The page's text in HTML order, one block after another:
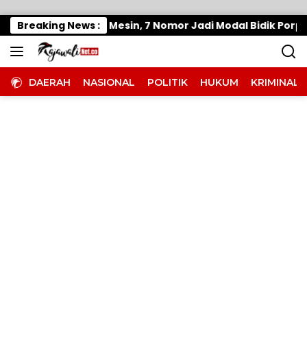
Breaking News :
Panaskan Mesin, 7 Nomor Jadi Modal Bidik Porprov X
DAERAH NASIONAL POLITIK HUKUM KRIMINAL